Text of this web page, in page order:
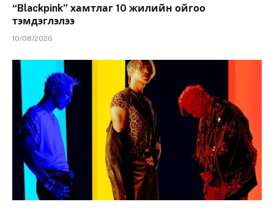
“Blackpink” хамтлаг 10 жилийн ойгоо
тэмдэглэлээ
10/08/2026